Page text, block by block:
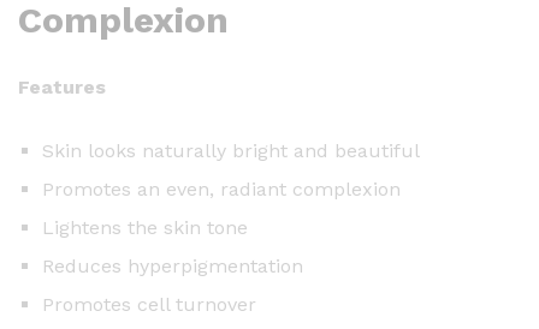
Complexion
Features
Skin looks naturally bright and beautiful
Promotes an even, radiant complexion
Lightens the skin tone
Reduces hyperpigmentation
Promotes cell turnover